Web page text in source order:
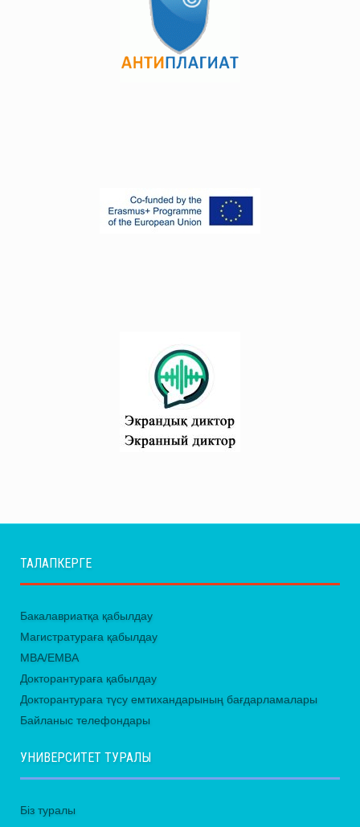
ТАЛАПКЕРГЕ
Бакалавриатқа қабылдау
Магистратураға қабылдау
MBA/EMBA
Докторантураға қабылдау
Докторантураға түсу емтихандарының бағдарламалары
Байланыс телефондары
УНИВЕРСИТЕТ ТУРАЛЫ
Біз туралы